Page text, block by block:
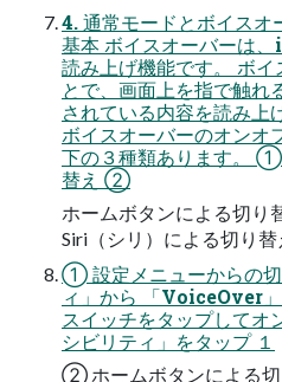
4. 通常モードとボイスオ
基本 ボイスオーバーは
読み上げ機能です。 ボイ
とで、画面上を指で触れ
されている内容を読み上
ボイスオーバーのオンオ
下の３種類あります。 ➀
替え ②
ホームボタンによる切
Siri（シリ）による切り替
➀ 設定メニューからの
ィ」から 「VoiceOver
スイッチをタップしてオ
シビリティ」をタップ １
② ホームボタンによる切